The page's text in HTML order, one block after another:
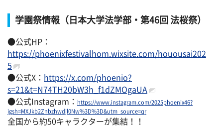
学園祭情報（日本大学法学部・第46回 法桜祭）
●公式HP：
https://phoenixfestivalhom.wixsite.com/houousai202
5
●公式X：
https://x.com/phoenio?
s=21&t=N74TH20bW3h_f1dZMOgaUA
●公式Instagram：
https://www.instagram.com/2025phoenix46?
igsh=MXJkb2Znbzhwdjl0Nw%3D%3D&utm_source=qr
全国から約50キャラクターが集結！！